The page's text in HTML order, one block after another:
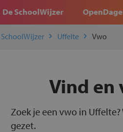
De SchoolWijzer
SchoolWijzer Uffelte Vwo
Vind en
Zoek je een vwo in
gezet.